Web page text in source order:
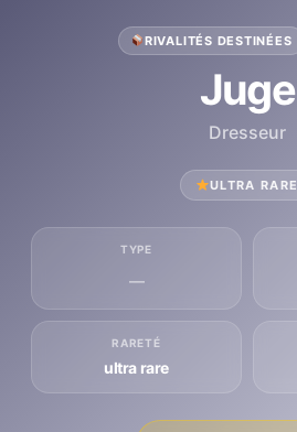
RIVALITÉS DESTINÉES
Juge
Dresseur
ULTRA RARE
TYPE
—
RARETÉ
ultra rare